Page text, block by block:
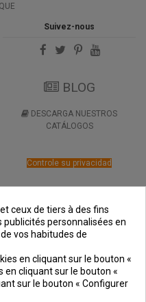
Suivez-nous
BLOG
DESCARGA NUESTROS
CATÁLOGOS
Controle su privacidad
SEGURO
ceux de tiers à des fins
personnalisées en
vos habitudes de
en cliquant sur le bouton «
en cliquant sur le bouton «
sur le bouton « Configurer